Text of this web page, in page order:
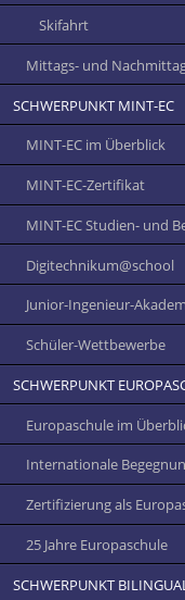
Skifahrt
Mittags- und
SCHWERPUNKT MINT-EC
MINT-EC im Überblick
MINT-EC-Zertifikat
MINT-EC Studien- und
Digitechnikum­@school
Junior-Ingenieur-
Schüler-Wettbewerbe
SCHWERPUNKT
Europaschule im
Internationale
Zertifizierung als
25 Jahre Europaschule
SCHWERPUNKT